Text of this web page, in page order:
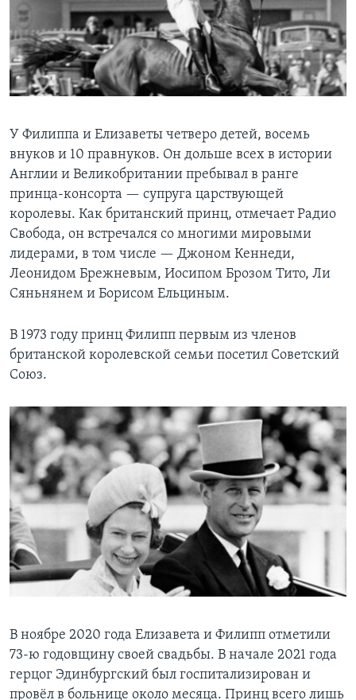
У Филиппа и Елизаветы четверо детей, восемь
внуков и 10 правнуков. Он дольше всех в истории
Англии и Великобритании пребывал в ранге
принца-консорта — супруга царствующей
королевы. Как британский принц, отмечает Радио
Свобода, он встречался со многими мировыми
лидерами, в том числе — Джоном Кеннеди,
Леонидом Брежневым, Иосипом Брозом Тито, Ли
Сяньнянем и Борисом Ельциным.
В 1973 году принц Филипп первым из членов
британской королевской семьи посетил Советский
Союз.
В ноябре 2020 года Елизавета и Филипп отметили
73-ю годовщину своей свадьбы. В начале 2021 года
герцог Эдинбургский был госпитализирован и
провёл в больнице около месяца. Принц всего лишь